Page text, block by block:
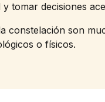
tomar decisiones
constelación son
o físicos.